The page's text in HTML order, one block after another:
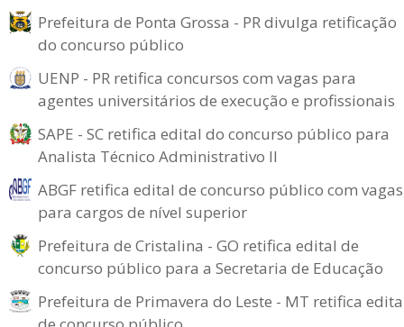
Prefeitura de Ponta Grossa - PR divulga retificação
do concurso público
UENP - PR retifica concursos com vagas para
agentes universitários de execução e profissionais
SAPE - SC retifica edital do concurso público para
Analista Técnico Administrativo II
ABGF retifica edital de concurso público com vagas
para cargos de nível superior
Prefeitura de Cristalina - GO retifica edital de
concurso público para a Secretaria de Educação
Prefeitura de Primavera do Leste - MT retifica